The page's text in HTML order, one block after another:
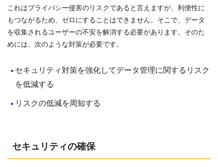
これはプライバシー侵害のリスクであると言えますが、利便性に
もつながるため、ゼロにすることはできません。そこで、データ
を収集されるユーザーの不安を解消する必要があります。そのた
めには、次のような対策が必要です。
セキュリティ対策を強化してデータ管理に関するリスク
を低減する
リスクの低減を周知する
セキュリティの確保